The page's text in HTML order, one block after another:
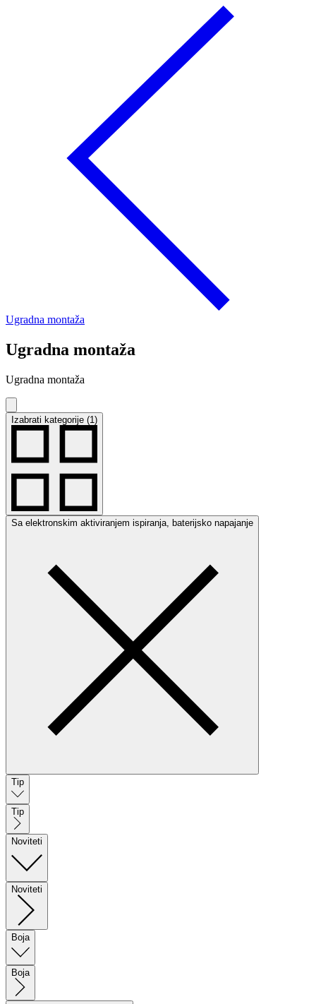
Ugradna montaža
Ugradna montaža
Ugradna montaža
Izabrati kategorije (1)
Sa elektronskim aktiviranjem ispiranja, baterijsko napajanje
Tip
Tip
Noviteti
Noviteti
Boja
Boja